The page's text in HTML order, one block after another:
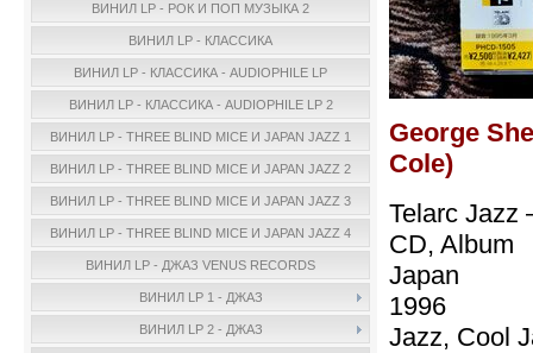
ВИНИЛ LP - РОК И ПОП МУЗЫКА 2
ВИНИЛ LP - КЛАССИКА
ВИНИЛ LP - КЛАССИКА - AUDIOPHILE LP
ВИНИЛ LP - КЛАССИКА - AUDIOPHILE LP 2
ВИНИЛ LP - THREE BLIND MICE И JAPAN JAZZ 1
ВИНИЛ LP - THREE BLIND MICE И JAPAN JAZZ 2
ВИНИЛ LP - THREE BLIND MICE И JAPAN JAZZ 3
ВИНИЛ LP - THREE BLIND MICE И JAPAN JAZZ 4
ВИНИЛ LP - ДЖАЗ VENUS RECORDS
ВИНИЛ LP 1 - ДЖАЗ
ВИНИЛ LP 2 - ДЖАЗ
George
Cole)
Telarc Jazz
CD, Album
Japan
1996
Jazz, Cool